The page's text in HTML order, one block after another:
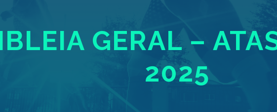
GERAL –
2025